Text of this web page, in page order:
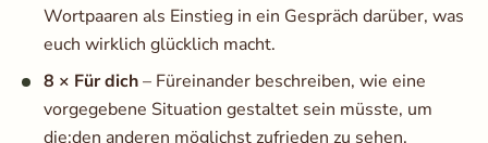
Wortpaaren als Einstieg in ein Gespräch darüber, was
euch wirklich glücklich macht.
8 × Für dich– Füreinander beschreiben, wie eine
vorgegebene Situation gestaltet sein müsste, um
die:den anderen möglichst zufrieden zu sehen.